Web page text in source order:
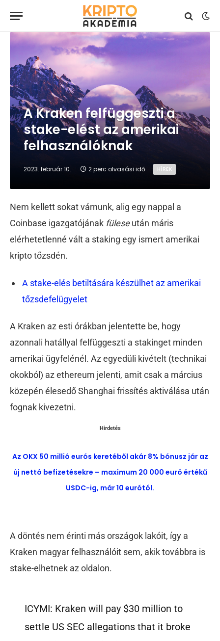
A Kraken felfüggeszti a
stake-elést az amerikai
felhasználóknak
2023. február 10. 2 perc olvasási idő HÍREK
Nem kellett sokat várnunk, alig egy nappal a
Coinbase igazgatójának füleseután máris
elérhetetlenné vált a staking egy ismert amerikai
kripto tőzsdén.
A stake-elés betiltására készülhet az amerikai
tőzsdefelügyelet
A Kraken az esti órákban jelentette be, hogy
azonnali hatállyal felfüggeszti a stakinget minden
amerikai ügyfelénél. Az egyedüli kivételt (technikai
okokból) az ethereum jelenti, amit csak a március
közepén élesedő Shanghai frissítés aktiválása után
fognak kivezetni.
Hirdetés
Az OKX 50 millió eurós keretéből akár 8% bónusz jár az
új nettó befizetésekre – maximum 20 000 euró értékű
USDC-ig, már 10 eurótól.
A döntés nem érinti más országok lakóit, így a
Kraken magyar felhasználóit sem, akik továbbra is
stake-elhetnek az oldalon.
ICYMI: Kraken will pay $30 million to
settle US SEC allegations that it broke